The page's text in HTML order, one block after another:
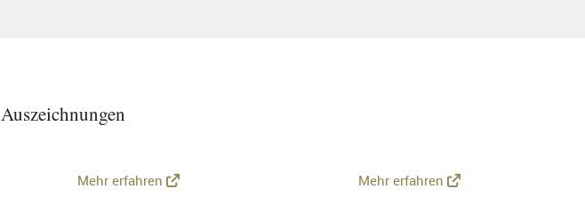
Auszeichnungen
Mehr erfahren Mehr erfahren